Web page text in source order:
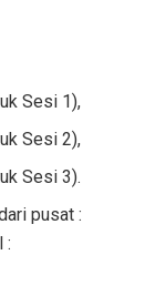
Sesi 1),
Sesi 2),
Sesi 3).
pusat :
: